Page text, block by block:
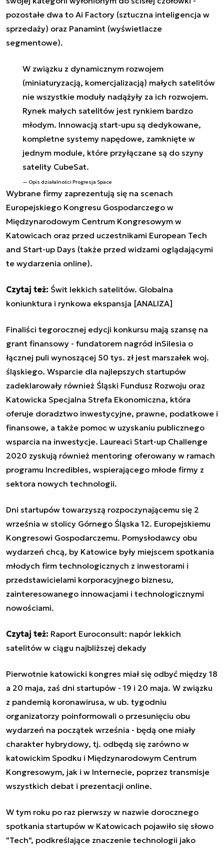
pozostałe dwa to Ai Factory (sztuczna inteligencja w
sprzedaży) oraz Panamint (wyświetlacze
segmentowe).
W związku z dynamicznym rozwojem
(miniaturyzacją, komercjalizacją) małych satelitów
nie wszystkie moduły nadążyły za ich rozwojem.
Rynek małych satelitów jest rynkiem bardzo
młodym. Innowacją start-upu są dedykowane,
kompletne systemy napędowe, zamknięte w
jednym module, które przyłączane są do szyny
satelity CubeSat.
Opis działalności Progresja Space
Wybrane firmy zaprezentują się na scenach
Europejskiego Kongresu Gospodarczego w
Międzynarodowym Centrum Kongresowym w
Katowicach oraz przed uczestnikami European Tech
and Start-up Days (także przed widzami oglądającymi
te wydarzenia online).
Czytaj też: Świt lekkich satelitów. Globalna
koniunktura i rynkowa ekspansja [ANALIZA]
Finaliści tegorocznej edycji konkursu mają szansę na
grant finansowy - fundatorem nagród inSilesia o
łącznej puli wynoszącej 50 tys. zł jest marszałek woj.
śląskiego. Wsparcie dla najlepszych startupów
zadeklarowały również Śląski Fundusz Rozwoju oraz
Katowicka Specjalna Strefa Ekonomiczna, która
oferuje doradztwo inwestycyjne, prawne, podatkowe i
finansowe, a także pomoc w uzyskaniu publicznego
wsparcia na inwestycje. Laureaci Start-up Challenge
2020 zyskują również mentoring oferowany w ramach
programu Incredibles, wspierającego młode firmy z
sektora nowych technologii.
Dni startupów towarzyszą rozpoczynającemu się 2
września w stolicy Górnego Śląska 12. Europejskiemu
Kongresowi Gospodarczemu. Pomysłodawcy obu
wydarzeń chcą, by Katowice były miejscem spotkania
młodych firm technologicznych z inwestorami i
przedstawicielami korporacyjnego biznesu,
zainteresowanego innowacjami i technologicznymi
nowościami.
Czytaj też: Raport Euroconsult: napór lekkich
satelitów w ciągu najbliższej dekady
Pierwotnie katowicki kongres miał się odbyć między 18
a 20 maja, zaś dni startupów - 19 i 20 maja. W związku
z pandemią koronawirusa, w ub. tygodniu
organizatorzy poinformowali o przesunięciu obu
wydarzeń na początek września - będą one miały
charakter hybrydowy, tj. odbędą się zarówno w
katowickim Spodku i Międzynarodowym Centrum
Kongresowym, jak i w Internecie, poprzez transmisje
wszystkich debat i prezentacji online.
W tym roku po raz pierwszy w nazwie dorocznego
spotkania startupów w Katowicach pojawiło się słowo
"Tech", podkreślające znaczenie technologii jako